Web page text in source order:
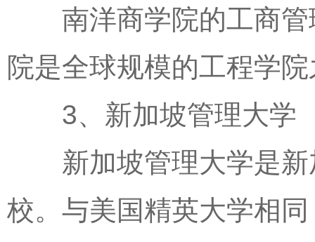
南洋商学院的工商管
院是全球规模的工程学
3、新加坡管理大学
新加坡管理大学是新
校。与美国精英大学相